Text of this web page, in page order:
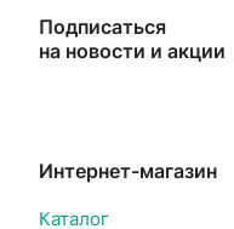
Подписаться
на новости и акции
Интернет-магазин
Каталог